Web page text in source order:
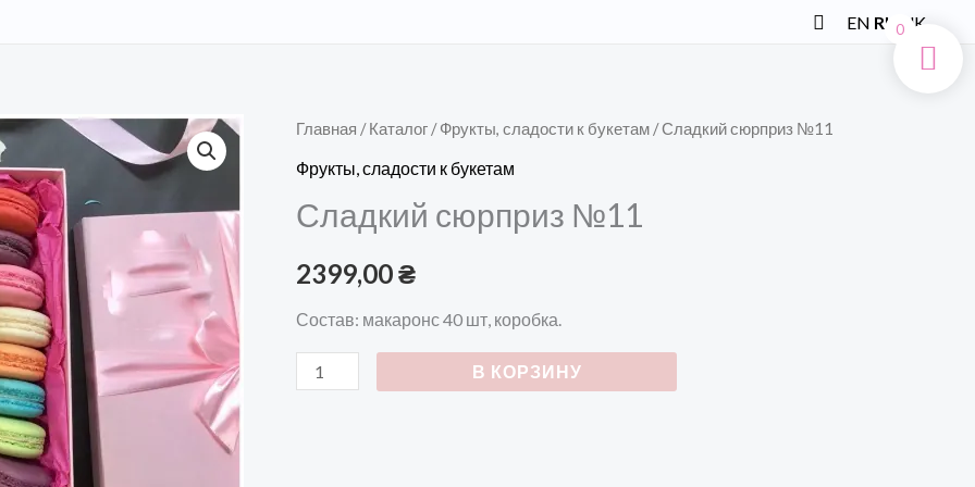
Поиск
EN RUUK
Главная /Каталог /Фрукты, сладости к букетам / Сладкий сюрприз №11
Фрукты, сладости к букетам
Сладкий сюрприз №11
2399,00₴
Состав: макаронс 40 шт, коробка.
Количество
товара
сюрприз
В КОРЗИНУ
0